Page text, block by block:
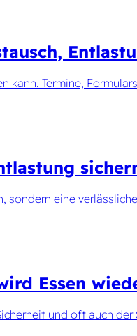
Termine,
eine
Essen
und oft auch